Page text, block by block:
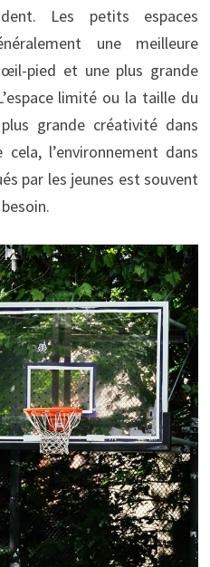
Les petits espaces
une meilleure
pied et une plus grande
limité ou la taille du
grande créativité dans
l’environnement dans
par les jeunes est souvent